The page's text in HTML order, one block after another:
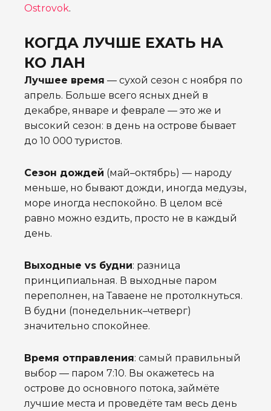
Ostrovok.
КОГДА ЛУЧШЕ ЕХАТЬ НА
КО ЛАН
Лучшее время — сухой сезон с ноября по
апрель. Больше всего ясных дней в
декабре, январе и феврале — это же и
высокий сезон: в день на острове бывает
до 10 000 туристов.
Сезон дождей (май–октябрь) — народу
меньше, но бывают дожди, иногда медузы,
море иногда неспокойно. В целом всё
равно можно ездить, просто не в каждый
день.
Выходные vs будни: разница
принципиальная. В выходные паром
переполнен, на Таваене не протолкнуться.
В будни (понедельник–четверг)
значительно спокойнее.
Время отправления: самый правильный
выбор — паром 7:10. Вы окажетесь на
острове до основного потока, займёте
лучшие места и проведёте там весь день